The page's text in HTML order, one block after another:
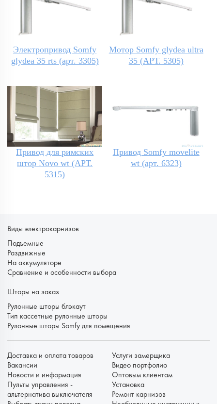
Электропривод Somfy
glydea 35 rts (арт. 3305)
Мотор Somfy glydea ultra
35 (АРТ. 5305)
Привод для римских
штор Novo wt (АРТ.
5315)
Привод Somfy movelite
wt (арт. 6323)
Виды электрокарнизов
Подъемные
Раздвижные
На аккумуляторе
Сравнение и особенности выбора
Шторы на заказ
Рулонные шторы блэкаут
Тип кассетные рулонные шторы
Рулонные шторы Somfy для помещения
Доставка и оплата товаров
Вакансии
Новости и информация
Пульты управления -
альтернатива выключателя
Услуги замерщика
Видео портфолио
Оптовым клиентам
Установка
Ремонт карнизов